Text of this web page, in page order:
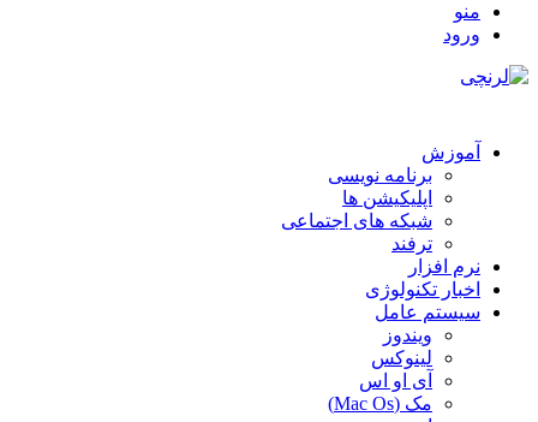
منو
ورود
آموزش
برنامه نویسی
اپلیکیشن ها
شبکه های اجتماعی
ترفند
نرم افزار
اخبار تکنولوژی
سیستم عامل
ویندوز
لینوکس
آی او اس
مک (Mac Os)